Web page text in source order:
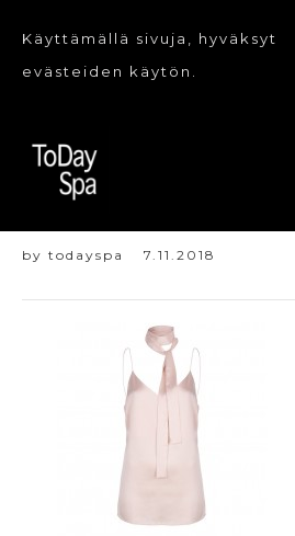
Käyttämällä sivuja, hyväksyt
evästeiden käytön.
Dante 6 Daisy
by todayspa 7.11.2018